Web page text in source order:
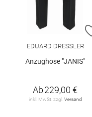
EDUARD DRESSLER
Anzughose "JANIS"
Ab229,00 €
inkl. MwSt. zzgl. Versand